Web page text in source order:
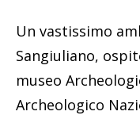
Un vastissimo
Sangiuliano,
museo
Archeologico